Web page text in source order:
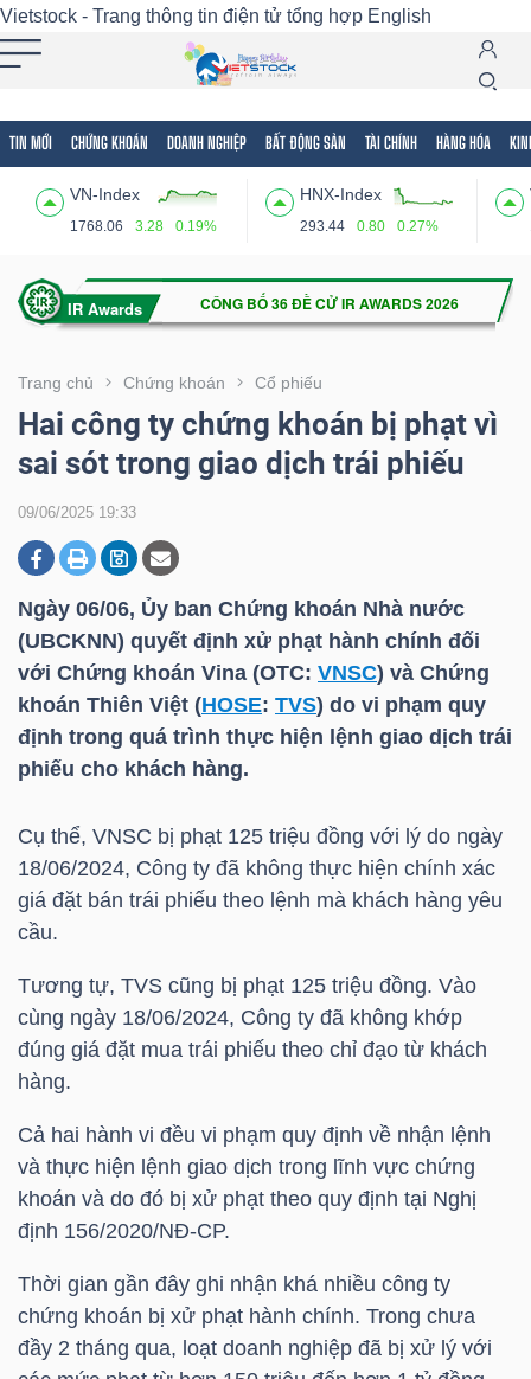
Vietstock - Trang thông tin điện tử tổng hợp English
TIN MỚI CHỨNG KHOÁN DOANH NGHIỆP BẤT ĐỘNG SẢN TÀI CHÍNH HÀNG HÓA
VN-Index
1768.06 3.28 0.19%
HNX-Index
293.44 0.80 0.27%
Trang chủ Chứng khoán Cổ phiếu
Hai công ty chứng khoán bị phạt vì
sai sót trong giao dịch trái phiếu
09/06/2025 19:33
Ngày 06/06, Ủy ban Chứng khoán Nhà nước
(UBCKNN) quyết định xử phạt hành chính đối
với Chứng khoán Vina (OTC: VNSC) và Chứng
khoán Thiên Việt (HOSE: TVS) do vi phạm quy
định trong quá trình thực hiện lệnh giao dịch trái
phiếu cho khách hàng.
Cụ thể, VNSC bị phạt 125 triệu đồng với lý do ngày
18/06/2024, Công ty đã không thực hiện chính xác
giá đặt bán trái phiếu theo lệnh mà khách hàng yêu
cầu.
Tương tự, TVS cũng bị phạt 125 triệu đồng. Vào
cùng ngày 18/06/2024, Công ty đã không khớp
đúng giá đặt mua trái phiếu theo chỉ đạo từ khách
hàng.
Cả hai hành vi đều vi phạm quy định về nhận lệnh
và thực hiện lệnh giao dịch trong lĩnh vực chứng
khoán và do đó bị xử phạt theo quy định tại Nghị
định 156/2020/NĐ-CP.
Thời gian gần đây ghi nhận khá nhiều công ty
chứng khoán bị xử phạt hành chính. Trong chưa
đầy 2 tháng qua, loạt doanh nghiệp đã bị xử lý với
Tất cả Tính năng Ngành Mã chứng khoán
Tính
(-)
VIETSTOCK
CHỨNG
DOANH
NGHIỆP
TÀI
HÀNG
THẾ